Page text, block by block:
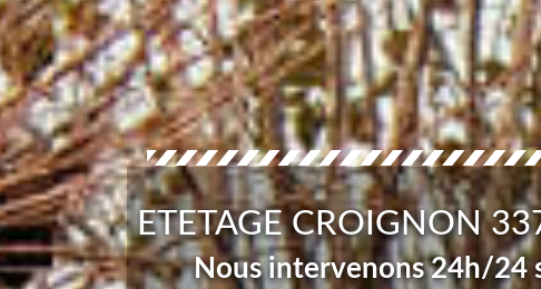
ETETAGE CROIGNON
Nous intervenons 24h/24